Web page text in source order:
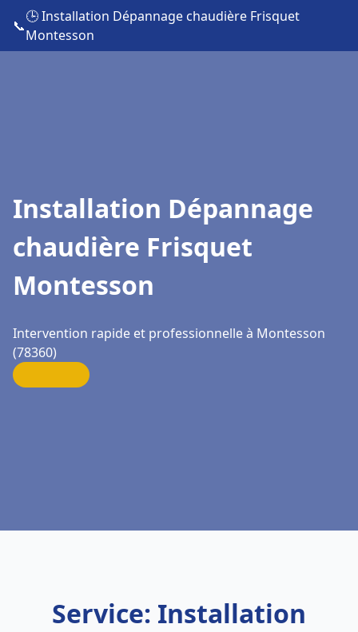
📞
🕒 Installation Dépannage chaudière Frisquet
Montesson
Installation Dépannage
chaudière Frisquet
Montesson
Intervention rapide et professionnelle à Montesson
(78360)
Service: Installation